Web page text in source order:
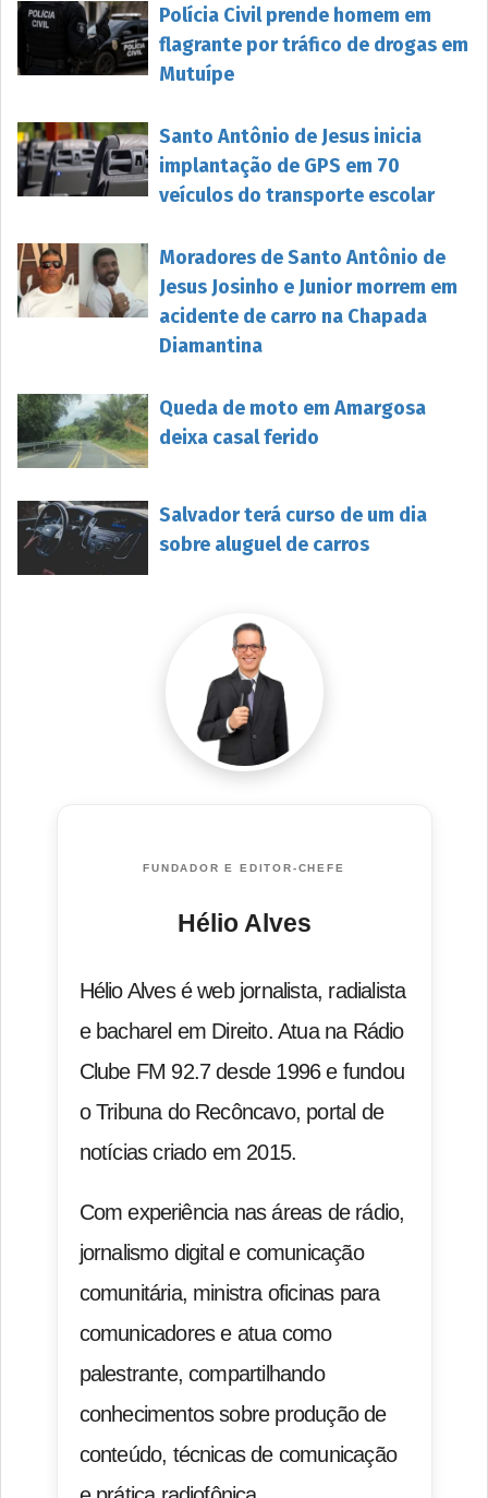
Polícia Civil prende homem em
flagrante por tráfico de drogas em
Mutuípe
Santo Antônio de Jesus inicia
implantação de GPS em 70
veículos do transporte escolar
Moradores de Santo Antônio de
Jesus Josinho e Junior morrem em
acidente de carro na Chapada
Diamantina
Queda de moto em Amargosa
deixa casal ferido
Salvador terá curso de um dia
sobre aluguel de carros
FUNDADOR E EDITOR-CHEFE
Hélio Alves
Hélio Alves é web jornalista, radialista
e bacharel em Direito. Atua na Rádio
Clube FM 92.7 desde 1996 e fundou
o Tribuna do Recôncavo, portal de
notícias criado em 2015.
Com experiência nas áreas de rádio,
jornalismo digital e comunicação
comunitária, ministra oficinas para
comunicadores e atua como
palestrante, compartilhando
conhecimentos sobre produção de
conteúdo, técnicas de comunicação